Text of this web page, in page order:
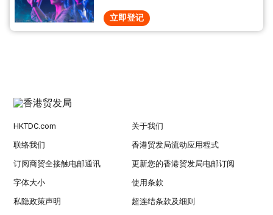
立即登记
HKTDC.com 关于我们
联络我们 香港贸发局流动应用程式
订阅商贸全接触电邮通讯 更新您的香港贸发局电邮订阅
字体大小 使用条款
私隐政策声明 超连结条款及细则